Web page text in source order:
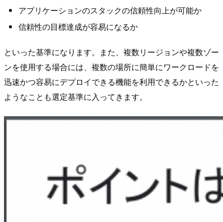
アプリケーションのスタックの信頼性向上が可能か
信頼性の目標達成が容易になるか
といった基準になります。また、複数リージョンや複数ゾー
ンを使用する場合には、複数の場所に簡単にワークロードを
迅速かつ容易にデプロイできる機能を利用できるかといった
ようなことも選定基準に入ってきます。